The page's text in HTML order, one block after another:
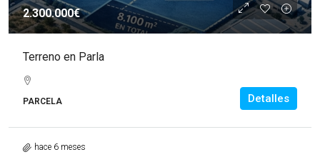
2.300.000€
Terreno en Parla
PARCELA Detalles
hace 6 meses